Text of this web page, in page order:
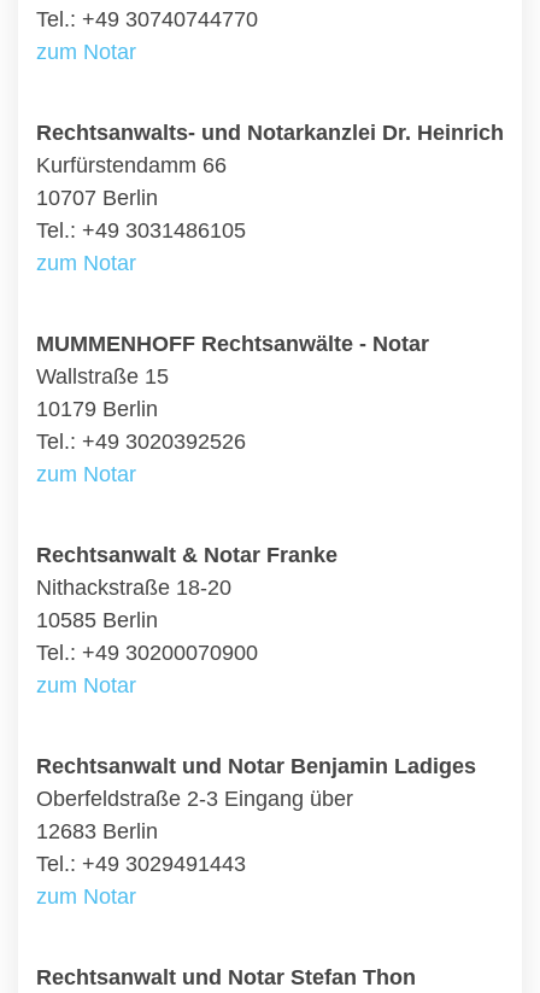
Tel.: +49 30740744770
zum Notar
Rechtsanwalts- und Notarkanzlei Dr. Heinrich
Kurfürstendamm 66
10707 Berlin
Tel.: +49 3031486105
zum Notar
MUMMENHOFF Rechtsanwälte - Notar
Wallstraße 15
10179 Berlin
Tel.: +49 3020392526
zum Notar
Rechtsanwalt & Notar Franke
Nithackstraße 18-20
10585 Berlin
Tel.: +49 30200070900
zum Notar
Rechtsanwalt und Notar Benjamin Ladiges
Oberfeldstraße 2-3 Eingang über
12683 Berlin
Tel.: +49 3029491443
zum Notar
Rechtsanwalt und Notar Stefan Thon